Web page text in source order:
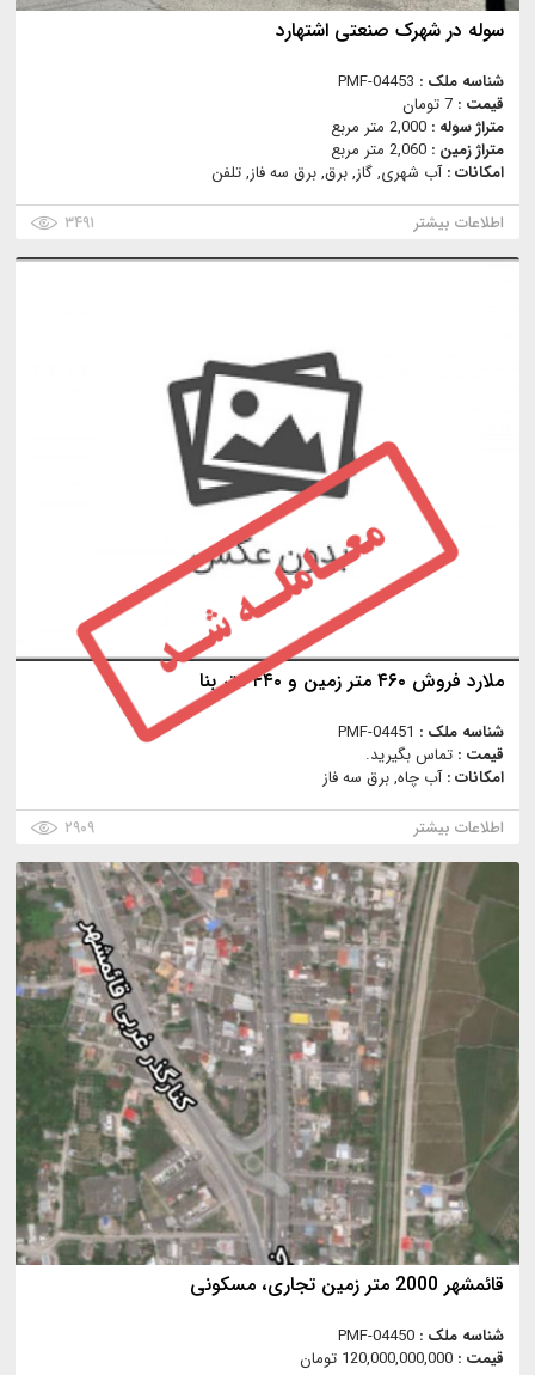
سوله در شهرک صنعتی اشتهارد
شناسه ملک : PMF-04453
قیمت : 7 تومان
متراژ سوله : 2,000 متر مربع
متراژ زمین : 2,060 متر مربع
امکانات :آب شهری, گاز, برق, برق سه فاز, تلفن
اطلاعات بیشتر
۳۴۹۱
ملارد فروش ۴۶۰ متر زمین و ۴۴۰ متر بنا
شناسه ملک : PMF-04451
قیمت : تماس بگیرید.
امکانات :آب چاه, برق سه فاز
اطلاعات بیشتر
۲۹۰۹
قائمشهر 2000 متر زمین تجاری، مسکونی
شناسه ملک : PMF-04450
قیمت : 120,000,000,000 تومان